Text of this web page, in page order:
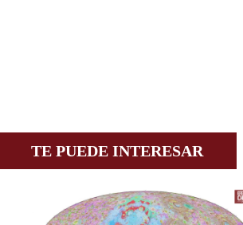
TE PUEDE INTERESAR